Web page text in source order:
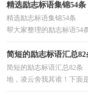
精选励志标语集锦54条
精选励志标语集锦54条
帮大家整理的励志标语54
简短的励志标语汇总82
简短的励志标语汇总82
地，凌云舍我其谁！下面